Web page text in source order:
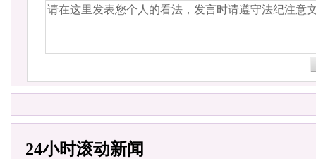
24小时滚动新闻